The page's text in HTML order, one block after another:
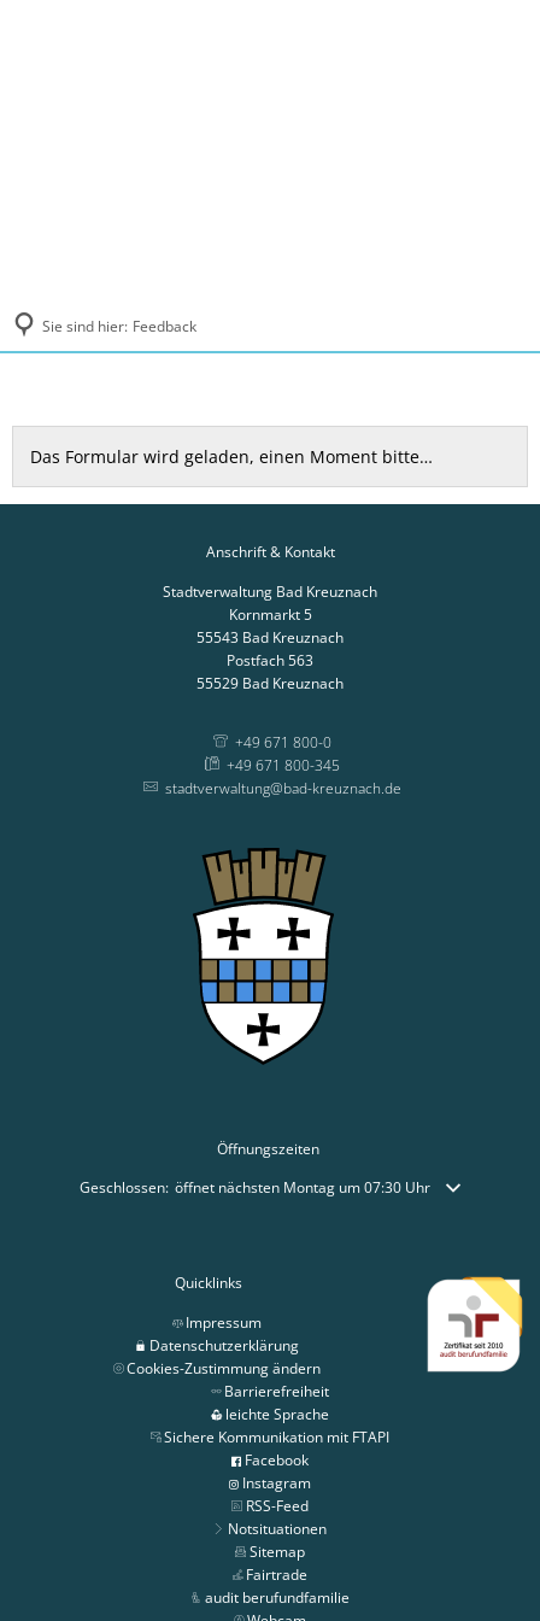
Sie sind hier: Feedback
Feedback
Das Formular wird geladen, einen Moment bitte…
Anschrift & Kontakt
Stadtverwaltung Bad Kreuznach
Kornmarkt 5
55543 Bad Kreuznach
Postfach 563
55529 Bad Kreuznach
+49 671 800-0
+49 671 800-345
stadtverwaltung@bad-kreuznach.de
Öffnungszeiten
Klicken, um weitere Öffnungs- oder Schließzeiten auszublenden
Geschlossen: öffnet nächsten Montag um 07:30 Uhr
Quicklinks
Impressum
Datenschutzerklärung
Cookies-Zustimmung ändern
Barrierefreiheit
leichte Sprache
Sichere Kommunikation mit FTAPI
Facebook
Instagram
RSS-Feed
Notsituationen
Sitemap
Fairtrade
audit berufundfamilie